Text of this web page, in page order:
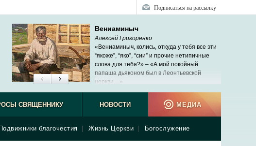
Подписаться на рассылку
Вениаминыч
Алексей Григоренко
«Вениаминыч, колись, откуда у тебя все эти
“якоже”, “яко”, “сии” и прочие нетипичные
слова для тебя?» – «А мой покойный
папаша дьяконом был в Леонтьевской
церкви…»
Подвижники благочестия Жизнь Церкви Богослужение
СВЯЩЕННИКУ НОВОСТИ МЕДИА